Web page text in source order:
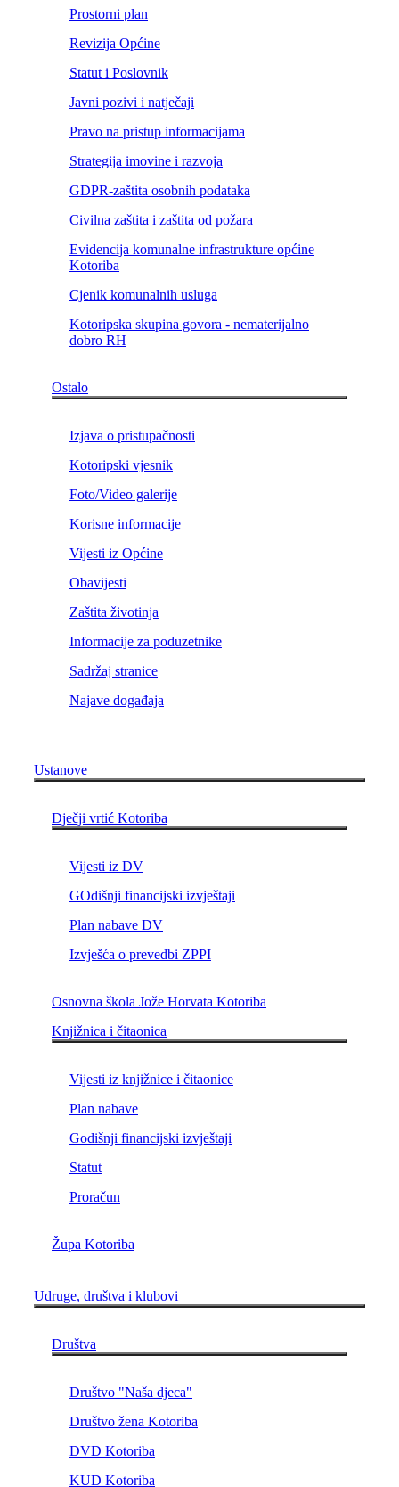
Prostorni plan
Revizija Općine
Statut i Poslovnik
Javni pozivi i natječaji
Pravo na pristup informacijama
Strategija imovine i razvoja
GDPR-zaštita osobnih podataka
Civilna zaštita i zaštita od požara
Evidencija komunalne infrastrukture općine
Kotoriba
Cjenik komunalnih usluga
Kotoripska skupina govora - nematerijalno
dobro RH
Ostalo
Izjava o pristupačnosti
Kotoripski vjesnik
Foto/Video galerije
Korisne informacije
Vijesti iz Općine
Obavijesti
Zaštita životinja
Informacije za poduzetnike
Sadržaj stranice
Najave događaja
Ustanove
Dječji vrtić Kotoriba
Vijesti iz DV
GOdišnji financijski izvještaji
Plan nabave DV
Izvješća o prevedbi ZPPI
Osnovna škola Jože Horvata Kotoriba
Knjižnica i čitaonica
Vijesti iz knjižnice i čitaonice
Plan nabave
Godišnji financijski izvještaji
Statut
Proračun
Župa Kotoriba
Udruge, društva i klubovi
Društva
Društvo "Naša djeca"
Društvo žena Kotoriba
DVD Kotoriba
KUD Kotoriba